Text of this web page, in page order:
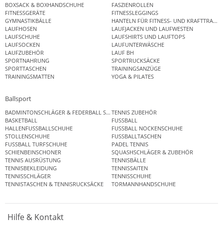
BOXSACK & BOXHANDSCHUHE
FASZIENROLLEN
FITNESSGERÄTE
FITNESSLEGGINGS
GYMNASTIKBÄLLE
HANTELN FÜR FITNESS- UND
LAUFHOSEN
LAUFJACKEN UND LAUFWESTEN
LAUFSCHUHE
LAUFSHIRTS UND LAUFTOPS
LAUFSOCKEN
LAUFUNTERWÄSCHE
LAUFZUBEHÖR
LAUF BH
SPORTNAHRUNG
SPORTRUCKSÄCKE
SPORTTASCHEN
TRAININGSANZÜGE
TRAININGSMATTEN
YOGA & PILATES
Ballsport
BADMINTONSCHLÄGER & FEDERBALL SETSTENNIS ZUBEHÖR
BASKETBALL
FUSSBALL
HALLENFUSSBALLSCHUHE
FUSSBALL NOCKENSCHUHE
STOLLENSCHUHE
FUSSBALLTASCHEN
FUSSBALL TURFSCHUHE
PADEL TENNIS
SCHIENBEINSCHONER
SQUASHSCHLÄGER & ZUBEHÖR
TENNIS AUSRÜSTUNG
TENNISBÄLLE
TENNISBEKLEIDUNG
TENNISSAITEN
TENNISSCHLÄGER
TENNISSCHUHE
TENNISTASCHEN & TENNISRUCKSÄCKE
TORMANNHANDSCHUHE
Hilfe & Kontakt